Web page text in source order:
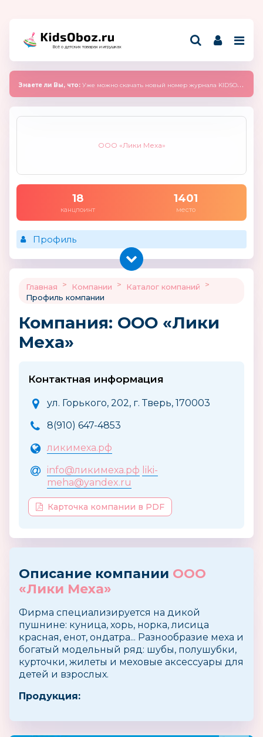
Всё о детских товарах и игрушках
Знаете ли Вы, что: Уже можно скачать новый номер журнала KIDSOBOZ 2025 (сентябрь)
ООО «Лики Меха»
18
канцпоинт
1401
место
Профиль
Главная > Компании > Каталог компаний
>
Профиль компании
Компания: ООО «Лики
Меха»
Контактная информация
ул. Горького, 202, г. Тверь, 170003
8(910) 647-4853
ликимеха.рф
info@ликимеха.рф liki-
meha@yandex.ru
Карточка компании в PDF
Описание компании ООО
«Лики Меха»
Фирма специализируется на дикой
пушнине: куница, хорь, норка, лисица
красная, енот, ондатра... Разнообразие меха и
богатый модельный ряд: шубы, полушубки,
курточки, жилеты и меховые аксессуары для
детей и взрослых.
Продукция: